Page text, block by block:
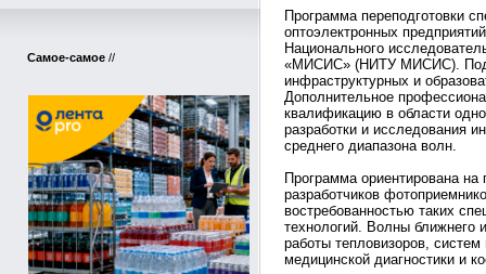
Самое-самое //
Программа переподготовки
оптоэлектронных
Национального
«МИСИС» (НИТУ МИСИС).
инфраструктурных и
Дополнительное
квалификацию в области
разработки и исследования
среднего диапазона волн.
Программа ориентирована на
разработчиков
востребованностью таких
технологий. Волны ближнего
работы тепловизоров,
медицинской диагностики и